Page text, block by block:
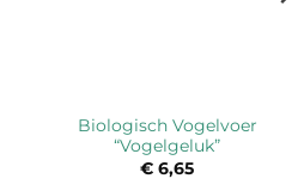
Biologisch Vogelvoer
“Vogelgeluk”
€ 6,65